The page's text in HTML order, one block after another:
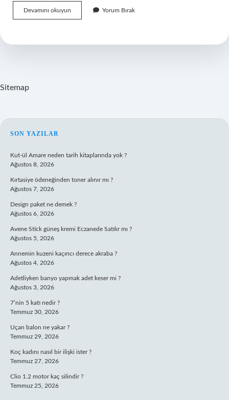
Devamını okuyun
Sıkılma
Yorum Bırak
Sitemap
SIDEBAR
SON YAZILAR
Kut-ül Amare neden tarih kitaplarında yok ?
Ağustos 8, 2026
Kırtasiye ödeneğinden toner alınır mı ?
Ağustos 7, 2026
Design paket ne demek ?
Ağustos 6, 2026
Avene Stick güneş kremi Eczanede Satılır mı ?
Ağustos 5, 2026
Annemin kuzeni kaçıncı derece akraba ?
Ağustos 4, 2026
Adetliyken banyo yapmak adet keser mi ?
Ağustos 3, 2026
7’nin 5 katı nedir ?
Temmuz 30, 2026
Uçan balon ne yakar ?
Temmuz 29, 2026
Koç kadını nasıl bir ilişki ister ?
Temmuz 27, 2026
Clio 1.2 motor kaç silindir ?
Temmuz 25, 2026